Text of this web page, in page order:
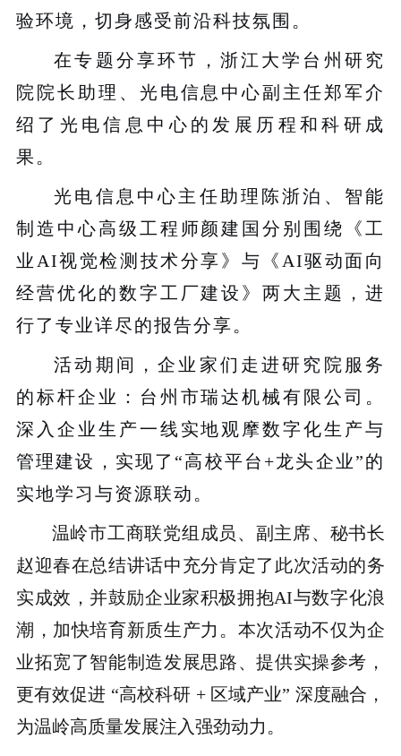
验环境，切身感受前沿科技氛围。
在专题分享环节， 浙江大学台州研究
院院长助理、光电信息中心副主任郑军介
绍了光电信息中心的 发展历程和科研成
果 。
光电信息中心主任助理陈浙泊、智能
制造中心高级工程师颜建国分别围绕《工
业 AI视觉检测技术分享》与《 AI驱动面向
经营优化的数字工厂建设》两大 主题，进
行了专业详尽的报告分享。
活动期间，企业家们走进研究院服务
的标杆企业：台州市瑞达机械有限公司。
深入企业生产一线实地观摩数字化生产与
管理建设，实现了 “高校平台+龙头企业”的
实地学习与资源联动。
温岭市工商联党组成员、副主席、秘书长
赵迎春在总结讲话中充分肯定了此次活动的务
实成效，并鼓励企业家积极拥抱AI与数字化浪
潮，加快培育新质生产力。本次活动不仅为企
业拓宽了智能制造发展思路、提供实操参考，
更有效促进 “高校科研 + 区域产业” 深度融合，
为温岭高质量发展注入强劲动力。